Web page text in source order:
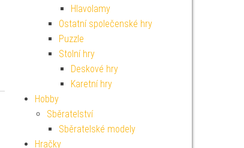
Hlavolamy
Ostatní společenské hry
Puzzle
Stolní hry
Deskové hry
Karetní hry
Hobby
Sběratelství
Sběratelské modely
Hračky